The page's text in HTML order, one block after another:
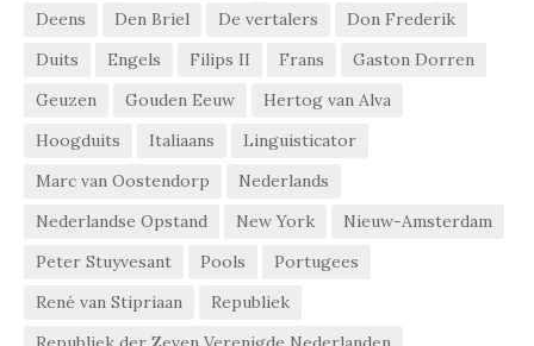
Deens
Den Briel De vertalers
Don Frederik
Duits
Engels Filips II Frans
Gaston Dorren
Geuzen
Gouden Eeuw
Hertog van Alva
Hoogduits
Italiaans
Linguisticator
Marc van Oostendorp
Nederlands
Nederlandse Opstand
New York
Nieuw-Amsterdam
Peter Stuyvesant
Pools
Portugees
René van Stipriaan
Republiek